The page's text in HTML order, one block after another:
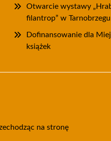
Otwarcie wystawy
filantrop” w Tarnobrzegu
Dofinansowanie dla
książek
na stronę